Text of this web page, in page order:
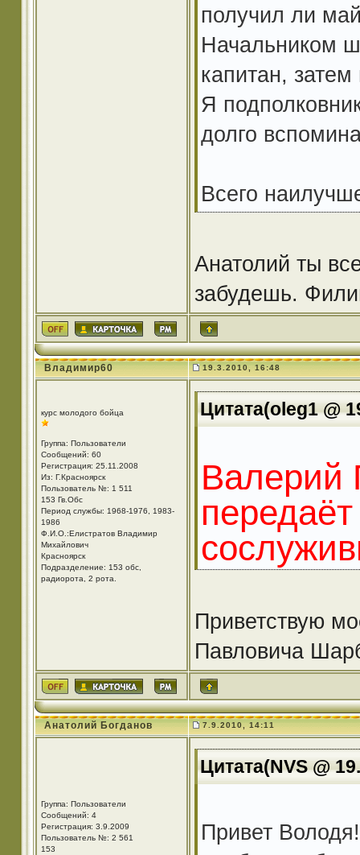
получил ли
Начальником
капитан,
Я
долго
Всего
Анатолий ты
забудешь.
Владимир60 19.3.2010, 16:48
курс молодого бойца
Группа: Пользователи
Сообщений: 60
Регистрация: 25.11.2008
Из: Г.Красноярск
Пользователь №: 1 511
153 Гв.Обс
Период службы: 1968-1976, 1983-
1986
Ф.И.О.:Елистратов Владимир
Михайлович
Красноярск
Подразделение: 153 обс,
радиорота, 2 рота.
Цитата(oleg1 @
Валерий
Приветствую
Павловича
Анатолий Богданов 7.9.2010, 14:11
Группа: Пользователи
Сообщений: 4
Регистрация: 3.9.2009
Пользователь №: 2 561
153
Цитата(NVS @
Привет